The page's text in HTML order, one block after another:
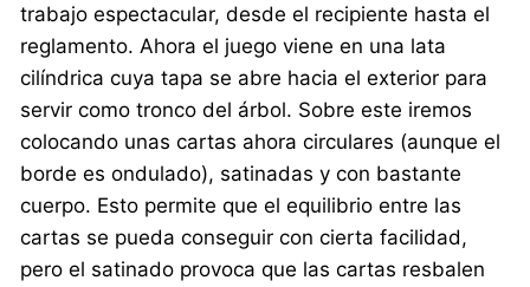
trabajo espectacular, desde el recipiente hasta el
reglamento. Ahora el juego viene en una lata
cilíndrica cuya tapa se abre hacia el exterior para
servir como tronco del árbol. Sobre este iremos
colocando unas cartas ahora circulares (aunque el
borde es ondulado), satinadas y con bastante
cuerpo. Esto permite que el equilibrio entre las
cartas se pueda conseguir con cierta facilidad,
pero el satinado provoca que las cartas resbalen